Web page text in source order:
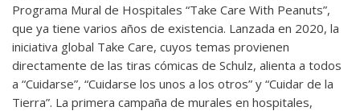
Programa Mural de Hospitales “Take Care With Peanuts”,
que ya tiene varios años de existencia. Lanzada en 2020, la
iniciativa global Take Care, cuyos temas provienen
directamente de las tiras cómicas de Schulz, alienta a todos
a “Cuidarse”, “Cuidarse los unos a los otros” y “Cuidar de la
Tierra”. La primera campaña de murales en hospitales,